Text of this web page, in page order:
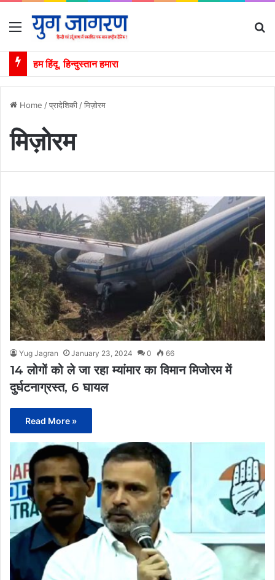
Menu
हम हिंदू, हिन्दुस्तान हमारा
Home /प्रादेशिकी /मिज़ोरम
मिज़ोरम
Yug Jagran January 23, 2024 0 66
14 लोगों को ले जा रहा म्यांमार का विमान मिजोरम में
दुर्घटनाग्रस्त, 6 घायल
Read More »